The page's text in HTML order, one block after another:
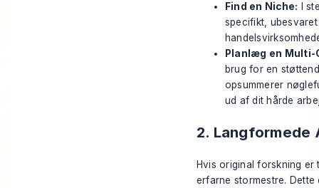
Find en Niche: I
specifikt,
Planlæg en Multi-
brug for en
opsummerer
ud af dit hårde
2.
Hvis original forskning
erfarne stormestre.